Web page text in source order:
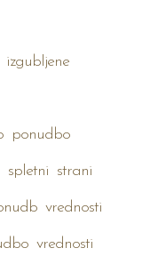
ponudbo
spletni strani
vrednosti
vrednosti